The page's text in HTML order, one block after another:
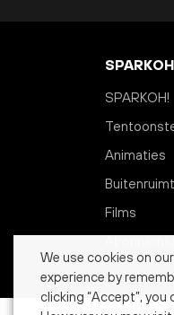
SPARKOH!
Animaties
Films
We use cookies on
experience by
clicking “Accept”,